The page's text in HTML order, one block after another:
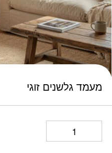
מעמד גלשנים זוגי
כמות מעמד גלשנים זוגי